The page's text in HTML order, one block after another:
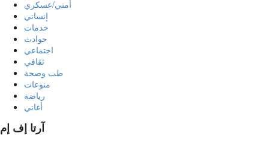
أمني/عسكري
إنساني
خدمات
حوادث
اجتماعي
ثقافي
طب وصحة
منوعات
رياضة
أغاني
آرتا إف إم